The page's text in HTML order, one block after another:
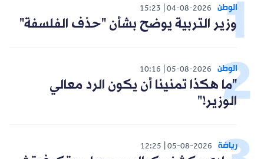
الوطن 04-08-2026
15:23
وزير التربية يوضح بشأن "حذف الفلسفة"
الوطن 05-08-2026
10:16
"ما هكذا تمنينا أن يكون الرد معالي
الوزير!"
رياضة 05-08-2026
12:25